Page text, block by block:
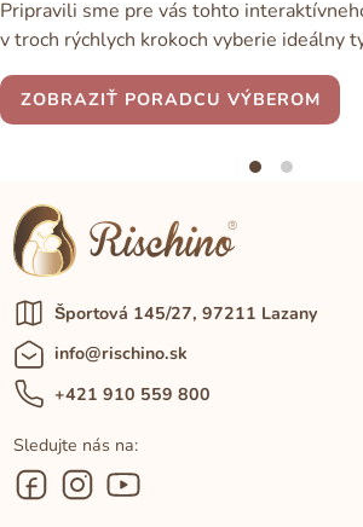
Pripravili sme pre vás tohto
v troch rýchlych krokoch vyberie ideálny
ZOBRAZIŤ PORADCU VÝBEROM
Športová 145/27, 97211 Lazany
info@rischino.sk
+421 910 559 800
Sledujte nás na: